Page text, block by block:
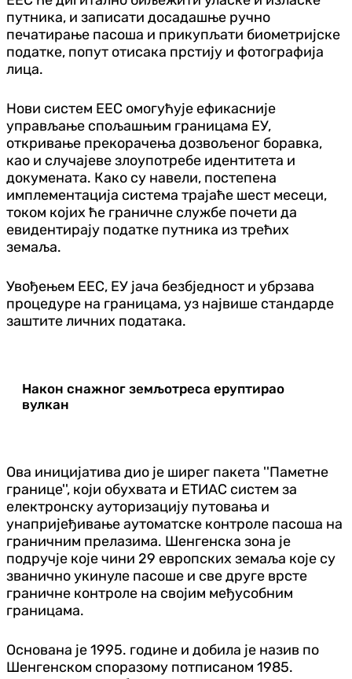
путника, и записати досадашње ручно
печатирање пасоша и прикупљати биометријске
податке, попут отисака прстију и фотографија
лица.
Нови систем ЕЕС омогућује ефикасније
управљање спољашњим границама ЕУ,
откривање прекорачења дозвољеног боравка,
као и случајеве злоупотребе идентитета и
докумената. Како су навели, постепена
имплементација система трајаће шест месеци,
током којих ће граничне службе почети да
евидентирају податке путника из трећих
земаља.
Увођењем ЕЕС, ЕУ јача безбједност и убрзава
процедуре на границама, уз највише стандарде
заштите личних података.
Након снажног земљотреса еруптирао
вулкан
Ова иницијатива дио је ширег пакета ''Паметне
границе'', који обухвата и ЕТИАС систем за
електронску ауторизацију путовања и
унапријеђивање аутоматске контроле пасоша на
граничним прелазима. Шенгенска зона је
подручје које чини 29 европских земаља које су
званично укинуле пасоше и све друге врсте
граничне контроле на својим међусобним
границама.
Основана је 1995. године и добила је назив по
Шенгенском споразому потписаном 1985.